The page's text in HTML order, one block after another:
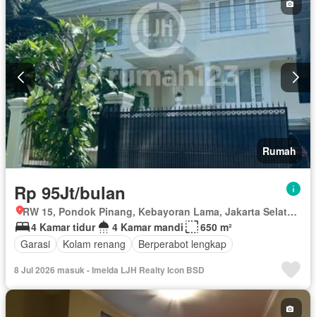
Rumah
Rp 95Jt/bulan
RW 15, Pondok Pinang, Kebayoran Lama, Jakarta Selatan, Daerah Khusus Ibukota Jakarta
4 Kamar tidur
4 Kamar mandi
650 m²
Garasi
Kolam renang Berperabot lengkap
8 Jul 2026 masuk - Imelda LJH Realty Icon BSD